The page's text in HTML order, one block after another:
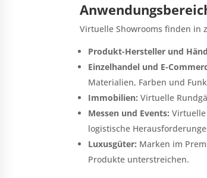
Virtuelle Showrooms finden in
Produkt-Hersteller und
Einzelhandel und E-
Materialien, Farben und
Immobilien: Virtuelle
Messen und Events:
logistische
Luxusgüter: Marken im
Produkte unterstreichen.